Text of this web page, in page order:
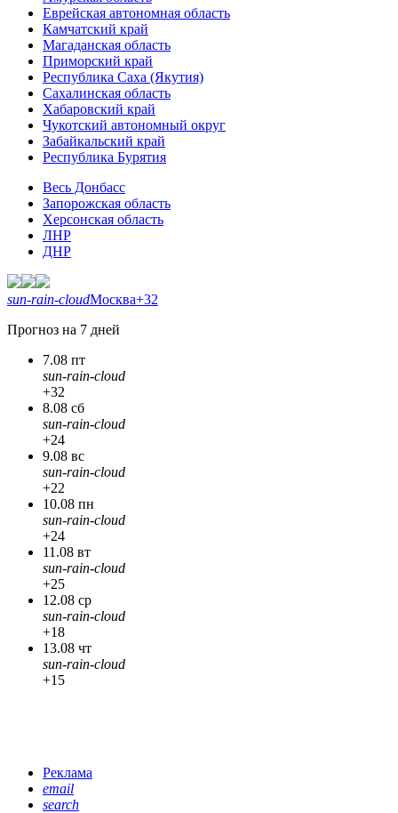
Еврейская автономная область
Камчатский край
Магаданская область
Приморский край
Республика Саха (Якутия)
Сахалинская область
Хабаровский край
Чукотский автономный округ
Забайкальский край
Республика Бурятия
Весь Донбасс
Запорожская область
Херсонская область
ЛНР
ДНР
sun-rain-cloudМосква+32
Прогноз на 7 дней
7.08 пт
sun-rain-cloud
+32
8.08 сб
sun-rain-cloud
+24
9.08 вс
sun-rain-cloud
+22
10.08 пн
sun-rain-cloud
+24
11.08 вт
sun-rain-cloud
+25
12.08 ср
sun-rain-cloud
+18
13.08 чт
sun-rain-cloud
+15
Реклама
email
search